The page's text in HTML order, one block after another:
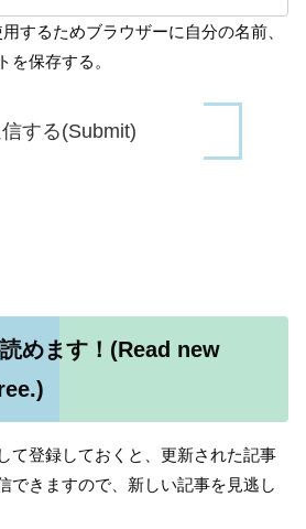
するためブラウザーに自分の名前、
を保存する。
めます！(Read new
て登録しておくと、更新された記事
できますので、新しい記事を見逃し